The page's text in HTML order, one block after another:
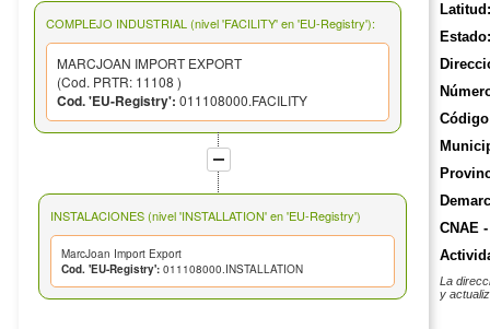
COMPLEJO INDUSTRIAL (nivel 'FACILITY' en 'EU-Registry'):
MARCJOAN IMPORT EXPORT
(Cod. PRTR: 11108 )
Cod. 'EU-Registry': 011108000.FACILITY
INSTALACIONES (nivel 'INSTALLATION' en 'EU-Registry')
MarcJoan Import Export
Cod. 'EU-Registry': 011108000.INSTALLATION
Latitud:
Estado:
CNAE
La
y